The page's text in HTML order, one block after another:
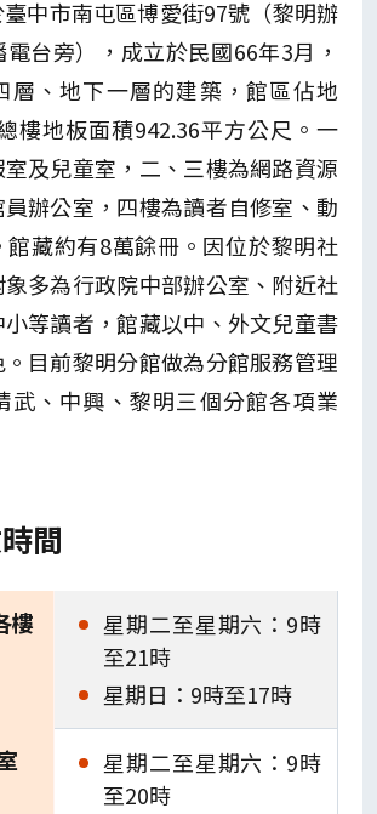
中市南屯區博愛街97號（黎明辦
台旁），成立於民國66年3月，
層、地下一層的建築，館區佔地
樓地板面積942.36平方公尺。一
及兒童室，二、三樓為網路資源
辦公室，四樓為讀者自修室、動
藏約有8萬餘冊。因位於黎明社
多為行政院中部辦公室、附近社
等讀者，館藏以中、外文兒童書
目前黎明分館做為分館服務管理
武、中興、黎明三個分館各項業
間
樓
星期二至星期六：9時
至21時
星期日：9時至17時
星期二至星期六：9時
至20時